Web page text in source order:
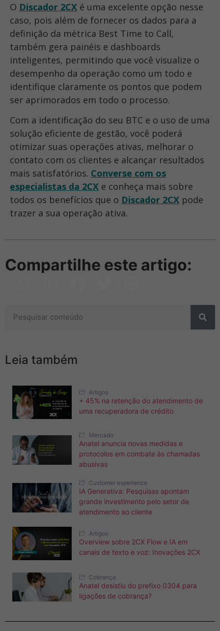
O Discador 2CX é uma excelente opção nesse
caso, pois além de fornecer os dados para a
definição da métrica Best Time to Call,
também gera painéis e dashboards
inteligentes, permitindo que você visualize o
desempenho da operação como um todo e
identifique claramente os pontos que podem
ser aprimorados em todo o processo.
Com a identificação do seu BTC e o uso de uma
solução eficiente de gestão, você poderá
otimizar suas operações ativas, melhorar o
contato com os clientes e alcançar resultados
mais satisfatórios. Converse com os
especialistas da 2CX e conheça mais sobre
todos os benefícios que o Discador 2CX pode
trazer a sua operação ativa.
Compartilhe este artigo:
Leia também
Artigos
+ 45% na retenção do atendimento de
uma recuperadora de crédito
Mercado
Anatel anuncia novas medidas e
protocolos em combate às chamadas
abusivas
Customer experience
IA Generativa: Pesquisas apontam
grande investimento pelo setor de
atendimento ao cliente
Artigos
Overview sobre 2CX Flow e IA em
canais de texto e voz: Inovações 2CX
Cobrança
Anatel desistiu do prefixo 0304 para
ligações de cobrança?